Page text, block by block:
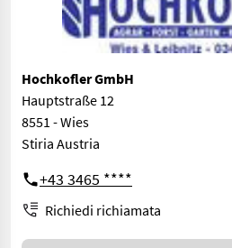
Hochkofler GmbH
Hauptstraße 12
8551 - Wies
Stiria Austria
+43 3465 ****
Richiedi richiamata